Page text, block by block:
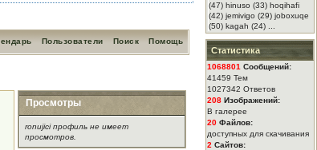
Помощь
Поиск
Пользователи
Просмотры
ronujici профиль не имеет
просмотров.
(47) hinuso (33) hoqihafi
(42) jemivigo (29) joboxuqe
(50) kagah (24) ...
Статистика
1068801 Сообщений:
41459 Тем
1027342 Ответов
208 Изображений:
В галерее
20 Файлов:
доступных для скачивания
2 Сайтов: